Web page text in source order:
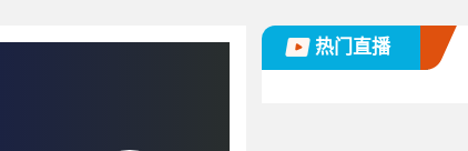
热门直播